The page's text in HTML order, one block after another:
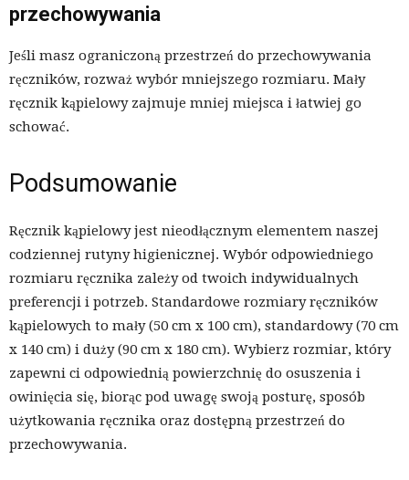
przechowywania
Jeśli masz ograniczoną przestrzeń do przechowywania
ręczników, rozważ wybór mniejszego rozmiaru. Mały
ręcznik kąpielowy zajmuje mniej miejsca i łatwiej go
schować.
Podsumowanie
Ręcznik kąpielowy jest nieodłącznym elementem naszej
codziennej rutyny higienicznej. Wybór odpowiedniego
rozmiaru ręcznika zależy od twoich indywidualnych
preferencji i potrzeb. Standardowe rozmiary ręczników
kąpielowych to mały (50 cm x 100 cm), standardowy (70 cm
x 140 cm) i duży (90 cm x 180 cm). Wybierz rozmiar, który
zapewni ci odpowiednią powierzchnię do osuszenia i
owinięcia się, biorąc pod uwagę swoją posturę, sposób
użytkowania ręcznika oraz dostępną przestrzeń do
przechowywania.